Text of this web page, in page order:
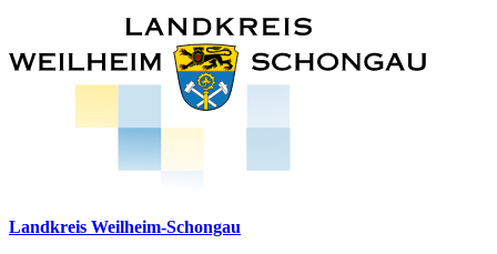
Landkreis Weilheim-Schongau